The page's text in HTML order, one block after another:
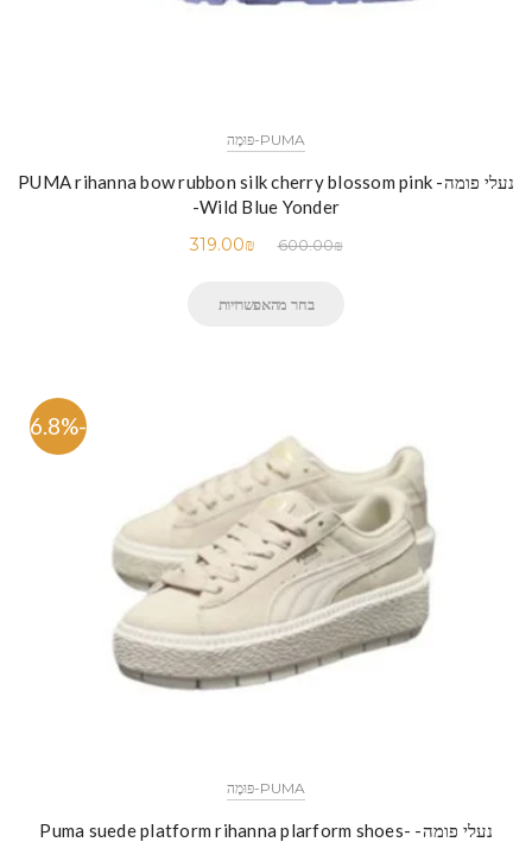
PUMA-פּוּמָה
נעלי פומה- PUMA rihanna bow rubbon silk cherry blossom pink
-Wild Blue Yonder
600.00₪
319.00₪
בחר מהאפשרויות
-46.8%
PUMA-פּוּמָה
נעלי פומה- Puma suede platform rihanna plarform shoes-